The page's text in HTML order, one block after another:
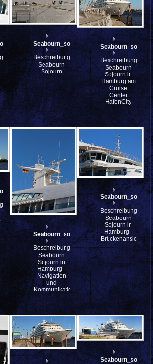
Seabourn_sojourn_IMG_8876
Beschreibung:
Seabourn
Sojourn
Beschreibung:
Seabourn
Sojourn in
Hamburg am
Cruise
Center
HafenCity
Seabourn_sojourn_IMG_8755
Beschreibung:
Seabourn
Sojourn in
Hamburg -
Navigation
und
Kommunikation
Beschreibung:
Seabourn
Sojourn in
Hamburg -
Brückenansicht